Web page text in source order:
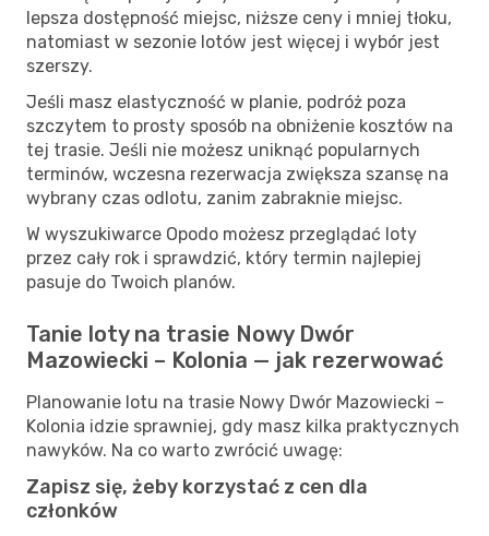
lepsza dostępność miejsc, niższe ceny i mniej tłoku,
natomiast w sezonie lotów jest więcej i wybór jest
szerszy.
Jeśli masz elastyczność w planie, podróż poza
szczytem to prosty sposób na obniżenie kosztów na
tej trasie. Jeśli nie możesz uniknąć popularnych
terminów, wczesna rezerwacja zwiększa szansę na
wybrany czas odlotu, zanim zabraknie miejsc.
W wyszukiwarce Opodo możesz przeglądać loty
przez cały rok i sprawdzić, który termin najlepiej
pasuje do Twoich planów.
Tanie loty na trasie Nowy Dwór
Mazowiecki – Kolonia — jak rezerwować
Planowanie lotu na trasie Nowy Dwór Mazowiecki –
Kolonia idzie sprawniej, gdy masz kilka praktycznych
nawyków. Na co warto zwrócić uwagę:
Zapisz się, żeby korzystać z cen dla
członków